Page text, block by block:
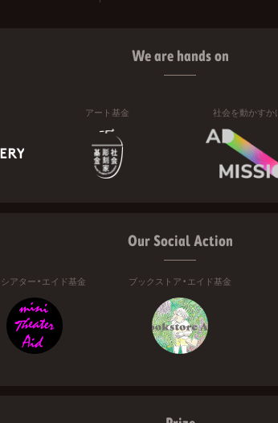
We are hands on
アート基金 社会を動かすか
Our Social Action
アター・エイド基金 ブックストア・エイド基金